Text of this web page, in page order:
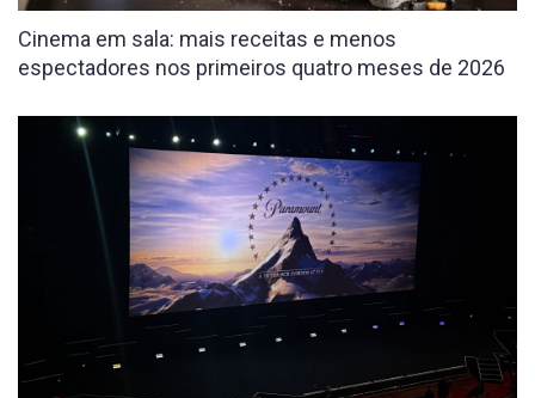
Cinema em sala: mais receitas e menos
espectadores nos primeiros quatro meses de 2026